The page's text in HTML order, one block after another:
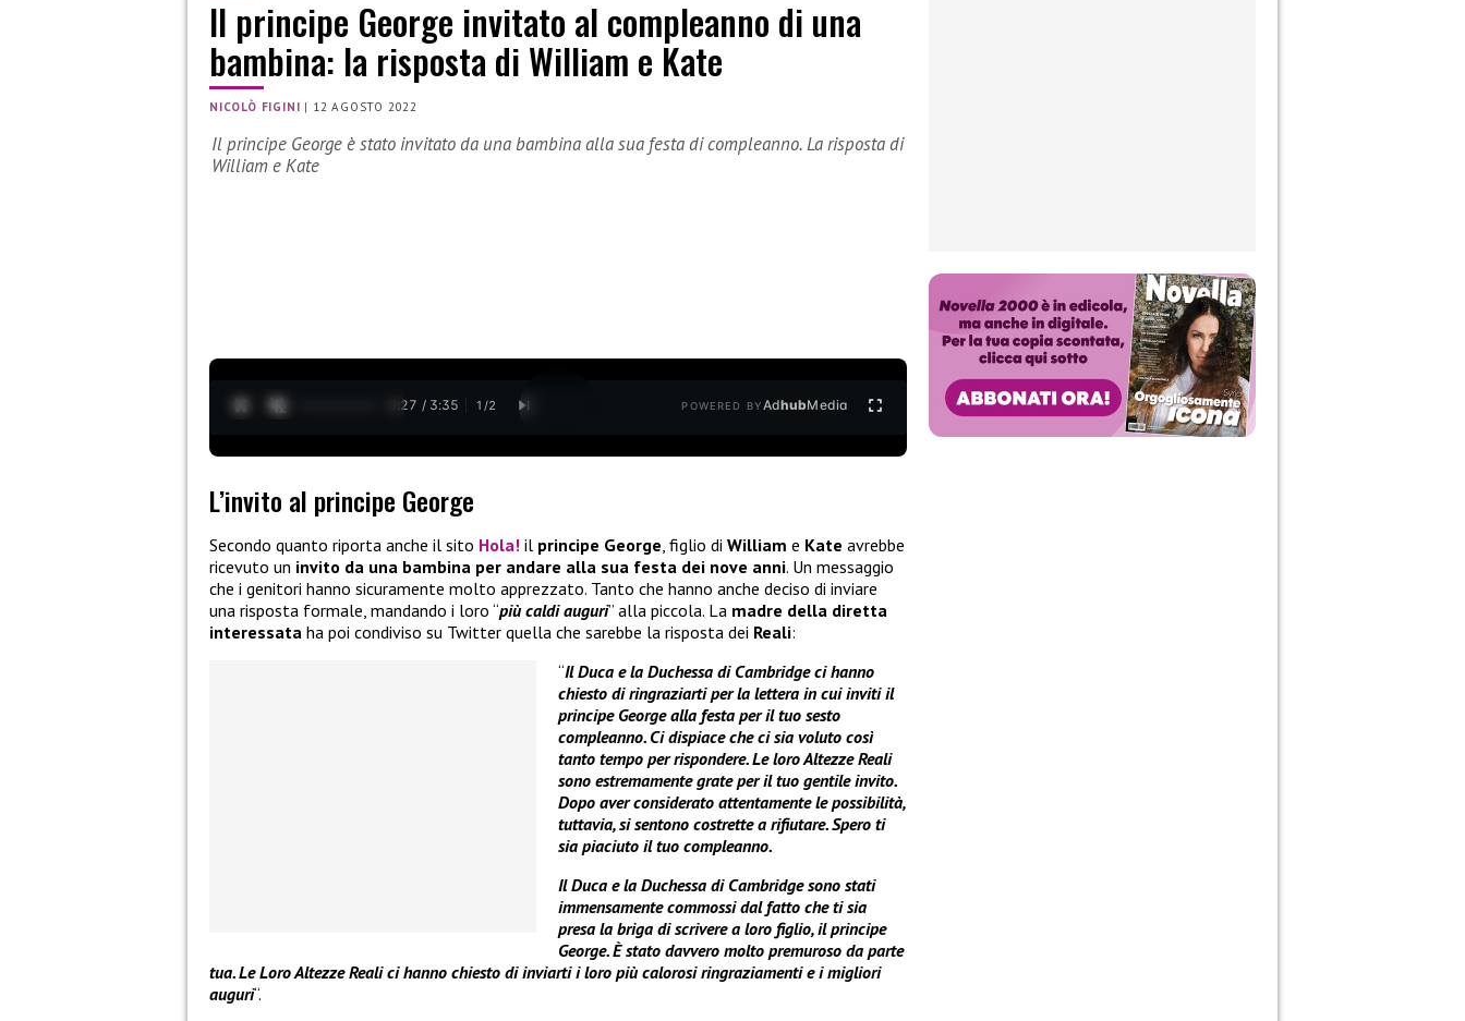
Il principe George invitato al compleanno di una
bambina: la risposta di William e Kate
NICOLÒ FIGINI | 12 AGOSTO 2022
Il principe George è stato invitato da una bambina alla sua festa di compleanno. La risposta di
William e Kate
0:28 / 3:35 1 /2 POWERED BYAdhubMedia
L’invito al principe George
Secondo quanto riporta anche il sito Hola! il principe George, figlio di William e Kate avrebbe
ricevuto un invito da una bambina per andare alla sua festa dei nove anni. Un messaggio
che i genitori hanno sicuramente molto apprezzato. Tanto che hanno anche deciso di inviare
una risposta formale, mandando i loro “più caldi auguri” alla piccola. La madre della diretta
interessata ha poi condiviso su Twitter quella che sarebbe la risposta dei Reali:
“Il Duca e la Duchessa di Cambridge ci hanno
chiesto di ringraziarti per la lettera in cui inviti il ​​
principe George alla festa per il tuo sesto
compleanno. Ci dispiace che ci sia voluto così
tanto tempo per rispondere. Le loro Altezze Reali
sono estremamente grate per il tuo gentile invito.
Dopo aver considerato attentamente le possibilità,
tuttavia, si sentono costrette a rifiutare. Spero ti
sia piaciuto il tuo compleanno.
Il Duca e la Duchessa di Cambridge sono stati
immensamente commossi dal fatto che ti sia
presa la briga di scrivere a loro figlio, il principe
George. È stato davvero molto premuroso da parte
tua. Le Loro Altezze Reali ci hanno chiesto di inviarti i loro più calorosi ringraziamenti e i migliori
auguri“.